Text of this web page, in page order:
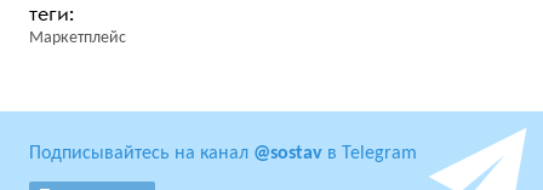
Маркетплейс
Подписывайтесь на канал @sostav в Telegram